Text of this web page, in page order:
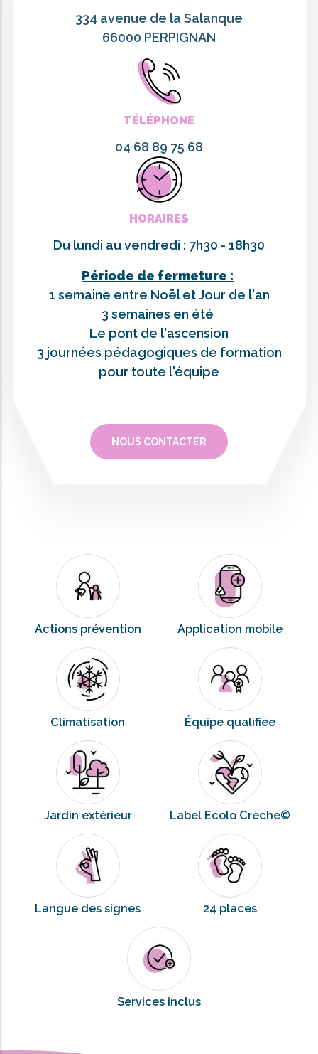
334 avenue de la Salanque
66000 PERPIGNAN
TÉLÉPHONE
04 68 89 75 68
HORAIRES
Du lundi au vendredi : 7h30 - 18h30
Période de fermeture :
1 semaine entre Noël et Jour de l'an
3 semaines en été
Le pont de l'ascension
3 journées pédagogiques de formation
pour toute l'équipe
NOUS CONTACTER
Actions prévention Application mobile
Climatisation Équipe qualifiée
Jardin extérieur Label Ecolo Crèche©
Langue des signes 24 places
Services inclus